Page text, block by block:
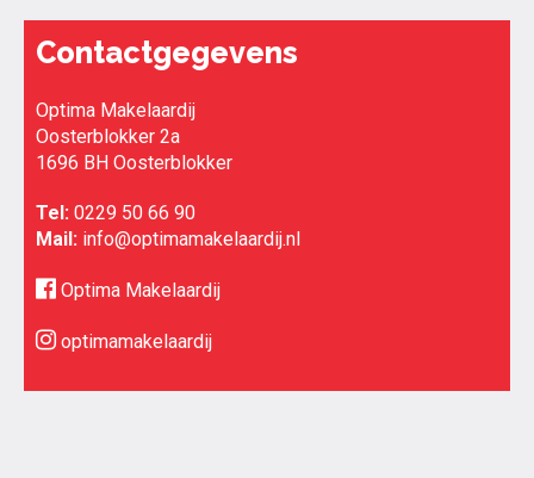
Contactgegevens
Optima Makelaardij
Oosterblokker 2a
1696 BH Oosterblokker
Tel: 0229 50 66 90
Mail: info@optimamakelaardij.nl
Optima Makelaardij
optimamakelaardij